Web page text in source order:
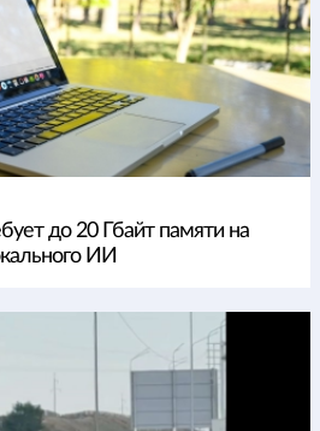
до 20 Гбайт памяти на
ИИ